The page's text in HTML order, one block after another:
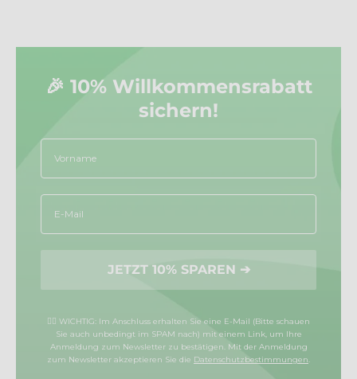
🎉 10% Willkommensrabatt
sichern!
Vorname
Email
JETZT 10% SPAREN ➔
☝🏼 WICHTIG: Im Anschluss erhalten Sie eine E-Mail (Bitte schauen
Sie auch unbedingt im SPAM nach) mit einem Link, um Ihre
Anmeldung zum Newsletter zu bestätigen. Mit der Anmeldung
zum Newsletter akzeptieren Sie die Datenschutzbestimmungen.